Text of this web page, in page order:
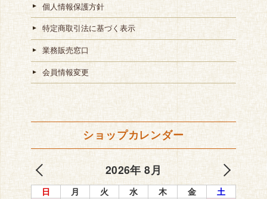
個人情報保護方針
特定商取引法に基づく表示
業務販売窓口
会員情報変更
ショップカレンダー
2026年 8月
日 月 火 水 木 金 土